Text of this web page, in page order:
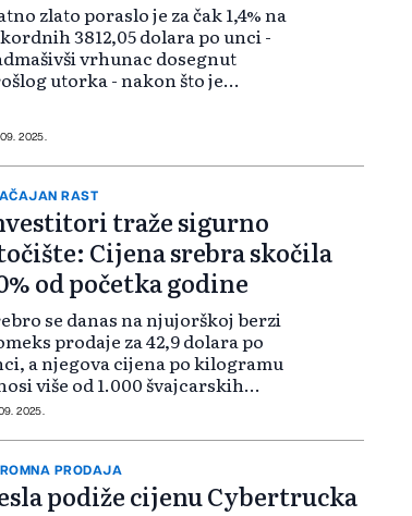
zlato poraslo je za čak 1,4% na
3812,05 dolara po unci -
vrhunac dosegnut
utorka - nakon što je
za čak 2,4%, dok su platina i
tako...
2025.
RAST
traže sigurno
Cijena srebra skočila
od početka godine
se danas na njujorškoj berzi
prodaje za 42,9 dolara po
a njegova cijena po kilogramu
više od 1.000 švajcarskih
prenosi Tanjug sa
srebra je od početka
pora...
2025.
PRODAJA
podiže cijenu Cybertrucka